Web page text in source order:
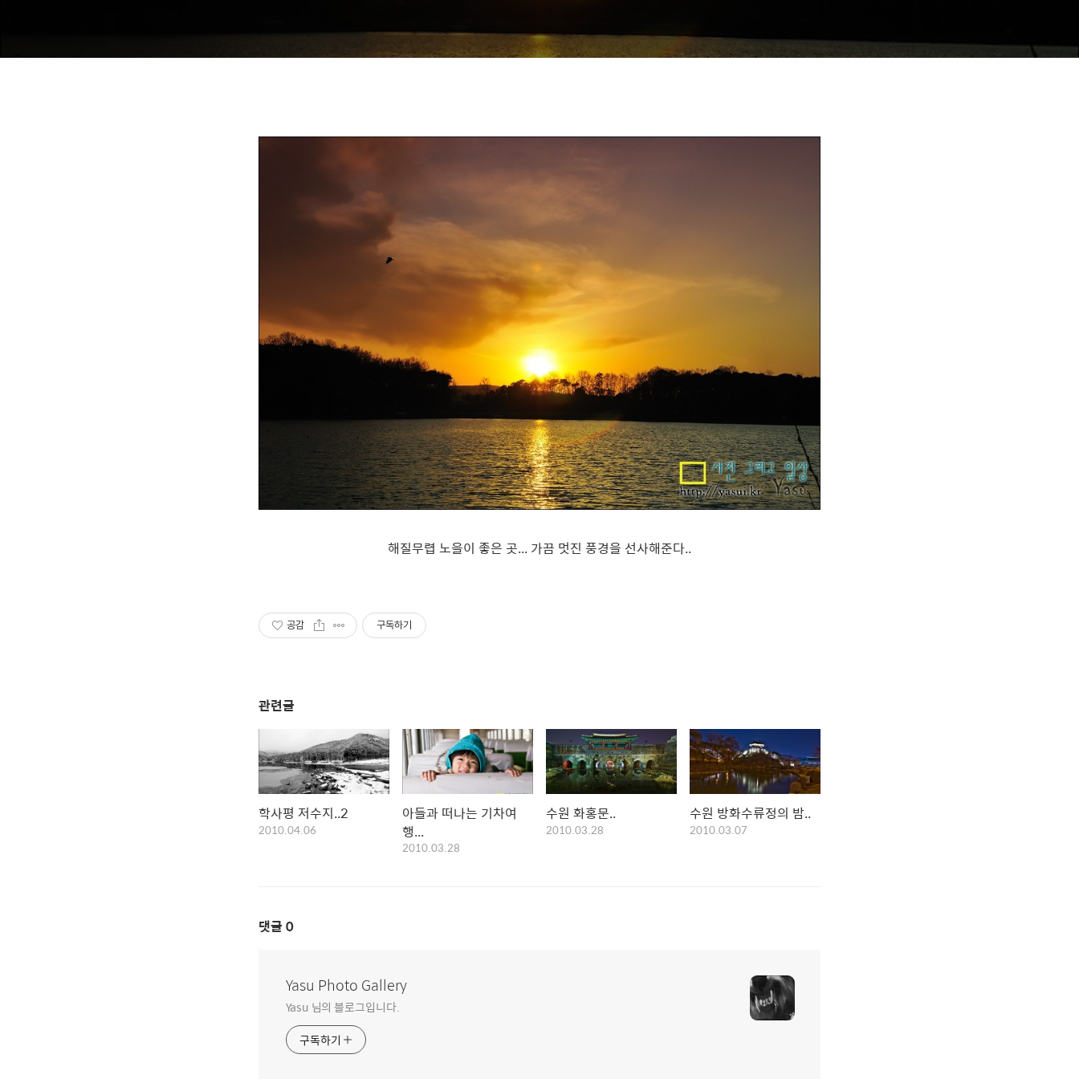
해질무렵 노을이 좋은 곳... 가끔 멋진 풍경을 선사해준다..
공감 구독하기
관련글
학사평 저수지..2
2010.04.06
아들과 떠나는 기차여
행...
2010.03.28
수원 화홍문..
2010.03.28
수원 방화수류정의 밤..
2010.03.07
댓글 0
Yasu Photo Gallery
Yasu 님의 블로그입니다.
구독하기